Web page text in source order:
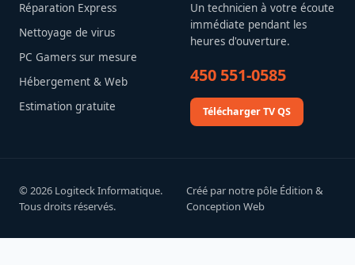
Réparation Express
Nettoyage de virus
PC Gamers sur mesure
Hébergement & Web
Estimation gratuite
Un technicien à votre écoute
immédiate pendant les
heures d'ouverture.
450 551-0585
Télécharger TV QS
© 2026 Logiteck Informatique.
Tous droits réservés.
Créé par notre pôle Édition &
Conception Web